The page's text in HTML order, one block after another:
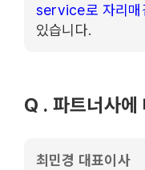
service로 자리매
있습니다.
Q . 파트너사에
최민경 대표이사